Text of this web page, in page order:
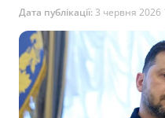
Дата публікації: 3 червня 2026